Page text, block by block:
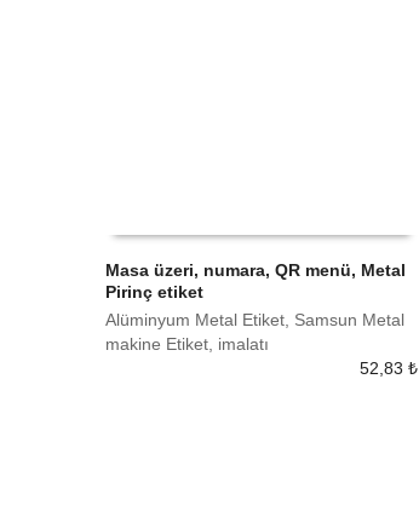
Masa üzeri, numara, QR menü, Metal
Pirinç etiket
Alüminyum Metal Etiket, Samsun Metal
makine Etiket, imalatı
52,83 ₺